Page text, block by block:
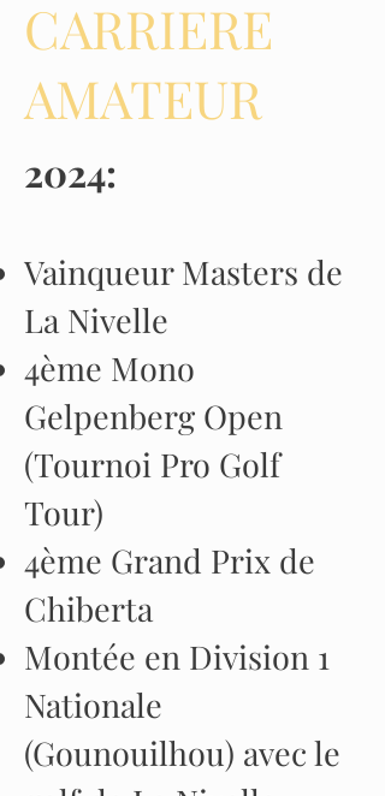
CARRIERE
AMATEUR
2024:
Vainqueur Masters de
La Nivelle
4ème Mono
Gelpenberg Open
(Tournoi Pro Golf
Tour)
4ème Grand Prix de
Chiberta
Montée en Division 1
Nationale
(Gounouilhou) avec le